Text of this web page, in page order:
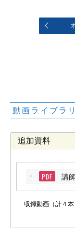
動画ライブラ
追加資料
PDF 講
収録動画（計４本